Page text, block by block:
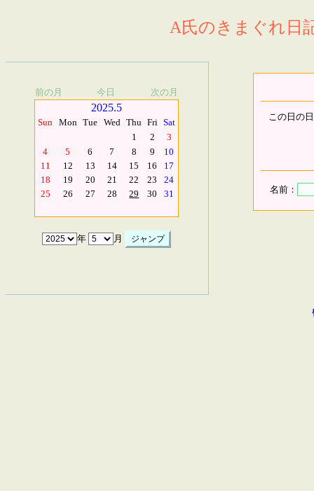
A氏のきまぐれ日
前の月 今日 次の月
2025.5
Sun Mon Tue Wed Thu Fri Sat
1
2
3
4
5 6 7 8 9
10
11
12 13 14 15 16
17
18
19 20 21 22 23
24
25
26 27 28 29 30 31
年 月
この日の
名前：